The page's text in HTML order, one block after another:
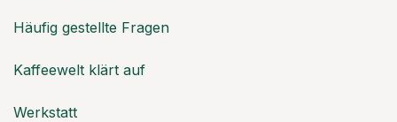
Häufig gestellte Fragen
Kaffeewelt klärt auf
Werkstatt